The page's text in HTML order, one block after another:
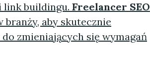
link buildingu. Freelancer SEO
aby skutecznie
zmieniających się wymagań